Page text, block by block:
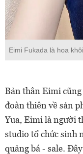
Eimi Fukada là hoa
Bản thân Eimi cũng
đoàn thiên về sản
Yua, Eimi là người
studio tổ chức sinh
quảng bá - sale.